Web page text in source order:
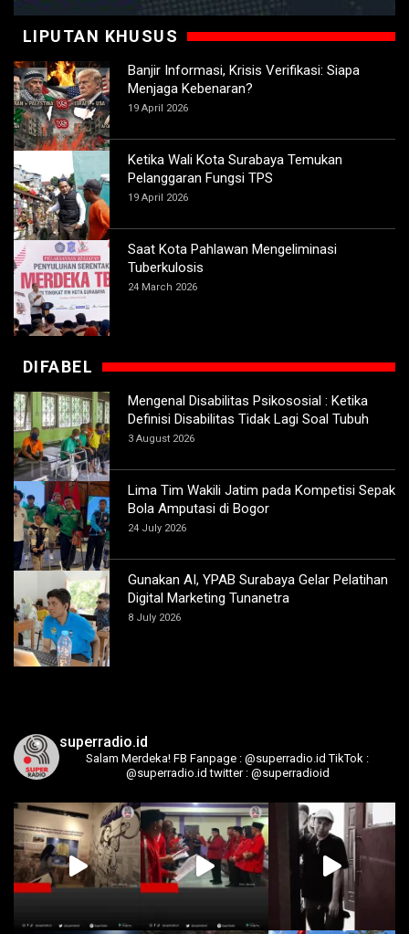
LIPUTAN KHUSUS
Banjir Informasi, Krisis Verifikasi: Siapa
Menjaga Kebenaran?
19 April 2026
Ketika Wali Kota Surabaya Temukan
Pelanggaran Fungsi TPS
19 April 2026
Saat Kota Pahlawan Mengeliminasi
Tuberkulosis
24 March 2026
DIFABEL
Mengenal Disabilitas Psikososial : Ketika
Definisi Disabilitas Tidak Lagi Soal Tubuh
3 August 2026
Lima Tim Wakili Jatim pada Kompetisi Sepak
Bola Amputasi di Bogor
24 July 2026
Gunakan AI, YPAB Surabaya Gelar Pelatihan
Digital Marketing Tunanetra
8 July 2026
superradio.id
Salam Merdeka! FB Fanpage : @superradio.id TikTok :
@superradio.id twitter : @superradioid